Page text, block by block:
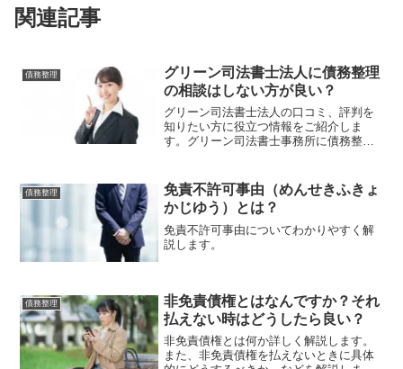
関連記事
債務整理
グリーン司法書士法人に債務整理
の相談はしない方が良い？
グリーン司法書士法人の口コミ、評判を
知りたい方に役立つ情報をご紹介しま
す。グリーン司法書士事務所に債務整理
債務整理
免責不許可事由（めんせきふきょ
かじゆう）とは？
免責不許可事由についてわかりやすく解
説します。
債務整理
非免責債権とはなんですか？それ
払えない時はどうしたら良い？
非免責債権とは何か詳しく解説します。
また、非免責債権を払えないときに具体